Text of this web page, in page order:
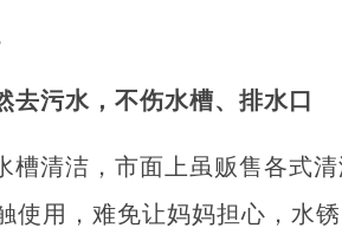
去污水，不伤水槽、排水口
槽清洁，市面上虽贩售各式
使用，难免让妈妈担心，水